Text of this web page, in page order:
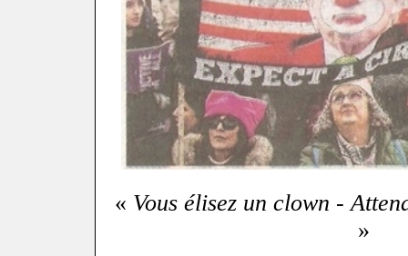
« Vous élisez un clown -
»